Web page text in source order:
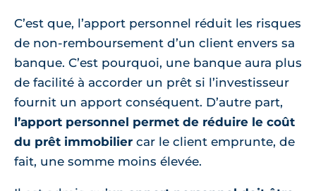
C’est que, l’apport personnel réduit les risques
de non-remboursement d’un client envers sa
banque. C’est pourquoi, une banque aura plus
de facilité à accorder un prêt si l’investisseur
fournit un apport conséquent. D’autre part,
l’apport personnel permet de réduire le coût
du prêt immobilier car le client emprunte, de
fait, une somme moins élevée.